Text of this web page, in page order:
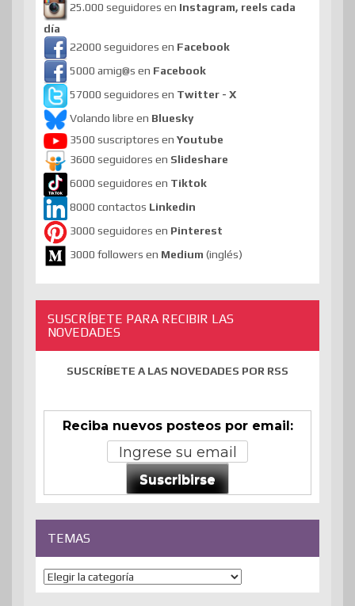
25.000 seguidores en Instagram, reels cada
día
22000 seguidores en Facebook
5000 amig@s en Facebook
57000 seguidores en Twitter - X
Volando libre en Bluesky
3500 suscriptores en Youtube
3600 seguidores en Slideshare
6000 seguidores en Tiktok
8000 contactos Linkedin
3000 seguidores en Pinterest
3000 followers en Medium (inglés)
SUSCRÍBETE PARA RECIBIR LAS
NOVEDADES
SUSCRÍBETE A LAS NOVEDADES POR RSS
Reciba nuevos posteos por email:
Suscribirse
TEMAS
Temas